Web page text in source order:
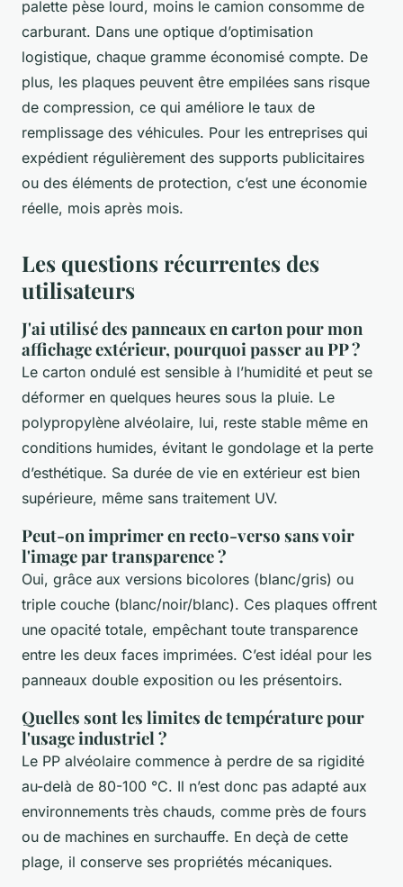
palette pèse lourd, moins le camion consomme de
carburant. Dans une optique d’optimisation
logistique, chaque gramme économisé compte. De
plus, les plaques peuvent être empilées sans risque
de compression, ce qui améliore le taux de
remplissage des véhicules. Pour les entreprises qui
expédient régulièrement des supports publicitaires
ou des éléments de protection, c’est une économie
réelle, mois après mois.
Les questions récurrentes des
utilisateurs
J'ai utilisé des panneaux en carton pour mon
affichage extérieur, pourquoi passer au PP ?
Le carton ondulé est sensible à l’humidité et peut se
déformer en quelques heures sous la pluie. Le
polypropylène alvéolaire, lui, reste stable même en
conditions humides, évitant le gondolage et la perte
d’esthétique. Sa durée de vie en extérieur est bien
supérieure, même sans traitement UV.
Peut-on imprimer en recto-verso sans voir
l'image par transparence ?
Oui, grâce aux versions bicolores (blanc/gris) ou
triple couche (blanc/noir/blanc). Ces plaques offrent
une opacité totale, empêchant toute transparence
entre les deux faces imprimées. C’est idéal pour les
panneaux double exposition ou les présentoirs.
Quelles sont les limites de température pour
l'usage industriel ?
Le PP alvéolaire commence à perdre de sa rigidité
au-delà de 80-100 °C. Il n’est donc pas adapté aux
environnements très chauds, comme près de fours
ou de machines en surchauffe. En deçà de cette
plage, il conserve ses propriétés mécaniques.